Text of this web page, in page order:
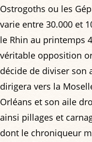
Ostrogoths ou les
varie entre 30.000 et
le Rhin au printemps
véritable opposition
décide de diviser son
dirigera vers la
Orléans et son aile
ainsi pillages et
dont le chroniqueur